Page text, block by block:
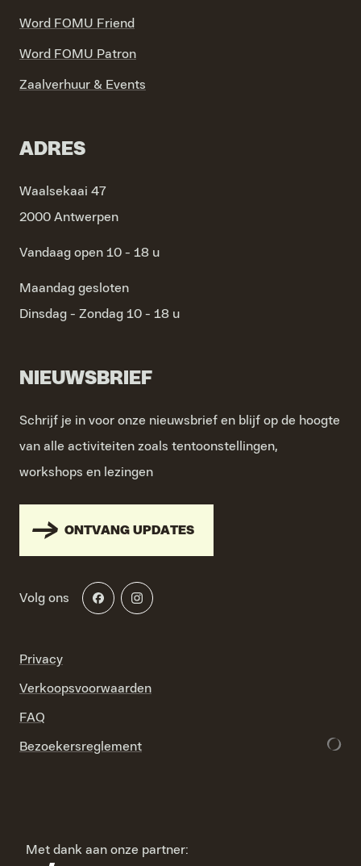
Word FOMU Friend
Word FOMU Patron
Zaalverhuur & Events
ADRES
Waalsekaai 47
2000 Antwerpen
Vandaag open 10 - 18 u
Maandag gesloten
Dinsdag - Zondag 10 - 18 u
NIEUWSBRIEF
Schrijf je in voor onze nieuwsbrief en blijf op de hoogte
van alle activiteiten zoals tentoonstellingen,
workshops en lezingen
ONTVANG UPDATES
Volg ons
Privacy
Verkoopsvoorwaarden
FAQ
Bezoekersreglement
Met dank aan onze partner: